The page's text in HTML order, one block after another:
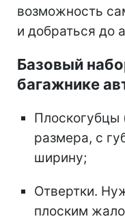
возможность
и добраться до
Базовый
багажнике
Плоскогубцы
размера, с
ширину;
Отвертки.
плоским